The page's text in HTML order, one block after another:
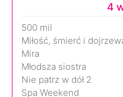
4
500 mil
Miłość, śmierć i
Mira
Młodsza siostra
Nie patrz w dół 2
Spa Weekend